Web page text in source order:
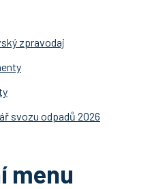
zpravodaj
svozu odpadů 2026
menu